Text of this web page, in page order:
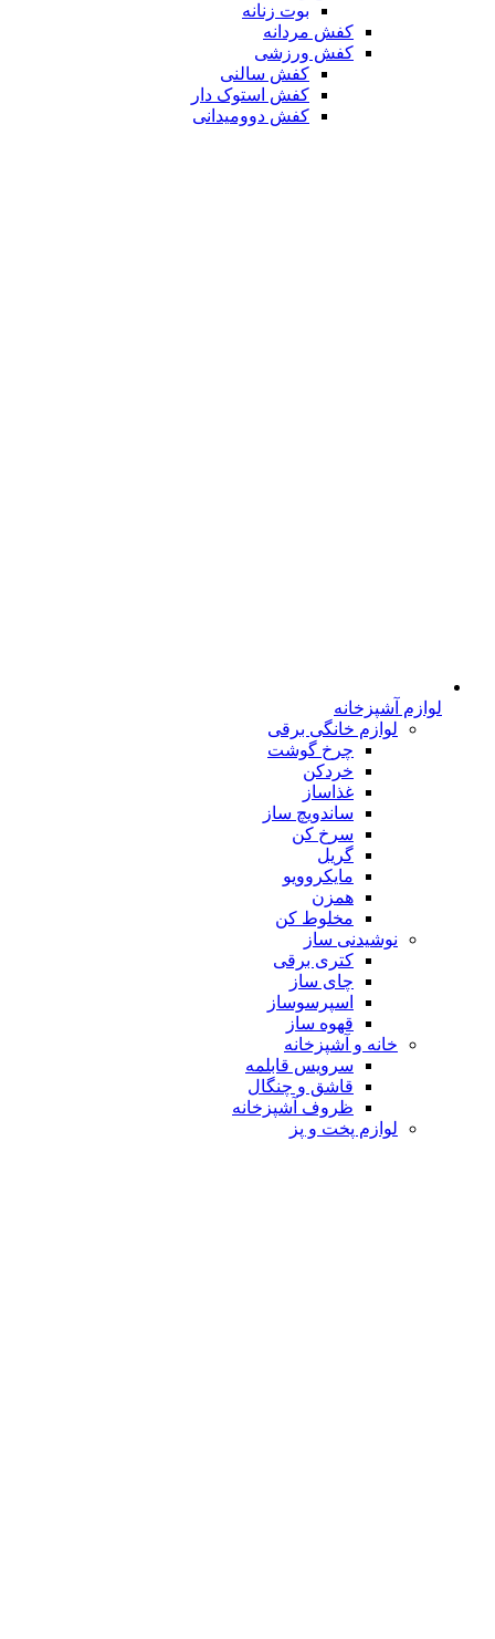
بوت زنانه
کفش مردانه
کفش ورزشی
کفش سالنی
کفش استوک دار
کفش دوومیدانی
لوازم آشپزخانه
لوازم خانگی برقی
چرخ گوشت
خردکن
غذاساز
ساندویچ ساز
سرخ کن
گریل
مایکروویو
همزن
مخلوط کن
نوشیدنی ساز
کتری برقی
چای ساز
اسپرسوساز
قهوه ساز
خانه و آشپزخانه
سرویس قابلمه
قاشق و چنگال
ظروف آشپزخانه
لوازم پخت و پز